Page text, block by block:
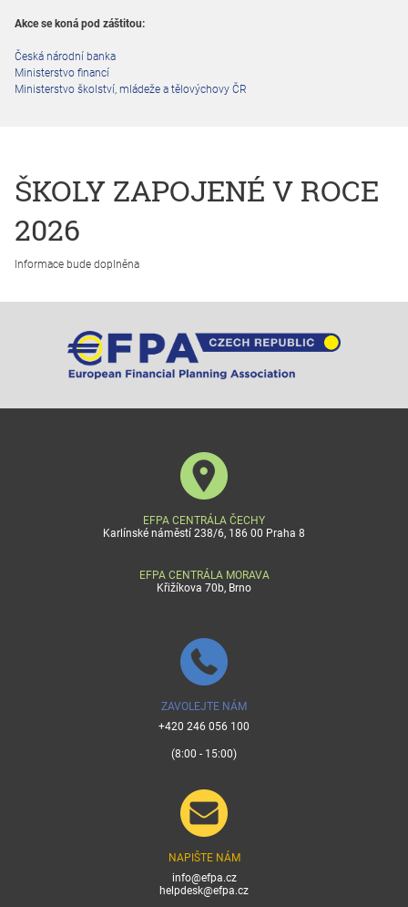
Akce se koná pod záštitou:
Česká národní banka
Ministerstvo financí
Ministerstvo školství, mládeže a tělovýchovy ČR
ŠKOLY ZAPOJENÉ V ROCE
2026
Informace bude doplněna
EFPA CENTRÁLA ČECHY
Karlínské náměstí 238/6, 186 00 Praha 8
EFPA CENTRÁLA MORAVA
Křižíkova 70b, Brno
ZAVOLEJTE NÁM
+420 246 056 100
(8:00 - 15:00)
NAPIŠTE NÁM
info@efpa.cz
helpdesk@efpa.cz